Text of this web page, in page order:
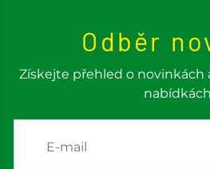
Odběr
Získejte přehled o novinkách